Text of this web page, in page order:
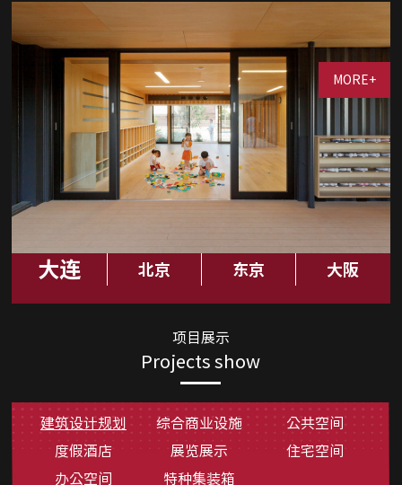
目前在大连、北京、东京、大阪等地设有分公司及办事处，旨在
打造从规划、设计、研发到制造、施工一体化的产业生态链，将环
保、节能、绿色”理念贯穿到产品全生命周期，为客户提供模块化建
筑整体解决方案。
MORE+
大连 北京 东京 大阪
项目展示
Projects show
建筑设计规划 综合商业设施
公共空间
度假酒店
展览展示
住宅空间
办公空间
特种集装箱